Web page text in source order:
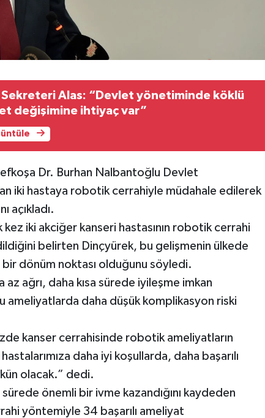
Sekreteri Alas: “Devlet yönetiminde köklü
değişimine ihtiyaç var”
Dr. Burhan Nalbantoğlu Devlet
iki hastaya robotik cerrahiyle müdahale edilerek
açıkladı.
kez iki akciğer kanseri hastasının robotik cerrahi
belirten Dinçyürek, bu gelişmenin ülkede
bir dönüm noktası olduğunu söyledi.
ağrı, daha kısa sürede iyileşme imkan
ameliyatlarda daha düşük komplikasyon riski
kanser cerrahisinde robotik ameliyatların
daha iyi koşullarda, daha başarılı
olacak.” dedi.
önemli bir ivme kazandığını kaydeden
yöntemiyle 34 başarılı ameliyat